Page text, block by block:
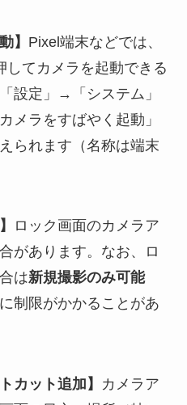
】 Pixel端末などでは、
してカメラを起動できる
設定」→「システム」
ラをすばやく起動」
られます（名称は端末
ロック画面のカメラア
があります。なお、ロ
は新規撮影のみ可能
制限がかかることがあ
カット追加】
カメラア